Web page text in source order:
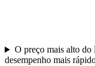
O preço mais alto do
desempenho mais